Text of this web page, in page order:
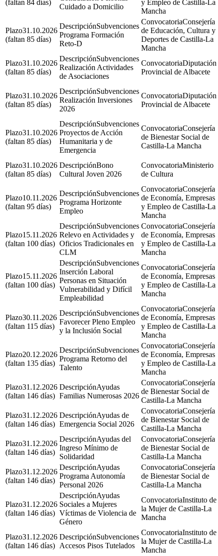
(faltan 84 días)
Cuidado a Domicilio
y Empleo de Castilla-La
Mancha
31.10.2026
(faltan 85 días)
Subvenciones
Programa Formación
Reto-D
Consejería
de Educación, Cultura y
Deportes de Castilla-La
Mancha
31.10.2026
(faltan 85 días)
Subvenciones
Realización Actividades
de Asociaciones
Diputación
Provincial de Albacete
31.10.2026
(faltan 85 días)
Subvenciones
Realización Inversiones
2026
Diputación
Provincial de Albacete
31.10.2026
(faltan 85 días)
Subvenciones
Proyectos de Acción
Humanitaria y de
Emergencia
Consejería
de Bienestar Social de
Castilla-La Mancha
31.10.2026
(faltan 85 días)
Bono
Cultural Joven 2026
Ministerio
de Cultura
10.11.2026
(faltan 95 días)
Subvenciones
Programa Horizonte
Empleo
Consejería
de Economía, Empresas
y Empleo de Castilla-La
Mancha
15.11.2026
(faltan 100 días)
Subvenciones
Relevo en Actividades y
Oficios Tradicionales en
CLM
Consejería
de Economía, Empresas
y Empleo de Castilla-La
Mancha
15.11.2026
(faltan 100 días)
Subvenciones
Inserción Laboral
Personas en Situación
Vulnerabilidad y Difícil
Empleabilidad
Consejería
de Economía, Empresas
y Empleo de Castilla-La
Mancha
30.11.2026
(faltan 115 días)
Subvenciones
Favorecer Pleno Empleo
y la Inclusión Social
Consejería
de Economía, Empresas
y Empleo de Castilla-La
Mancha
20.12.2026
(faltan 135 días)
Subvenciones
Programa Retorno del
Talento
Consejería
de Economía, Empresas
y Empleo de Castilla-La
Mancha
31.12.2026
(faltan 146 días)
Ayudas
Familias Numerosas 2026
Consejería
de Bienestar Social de
Castilla-La Mancha
31.12.2026
(faltan 146 días)
Ayudas de
Emergencia Social 2026
Consejería
de Bienestar Social de
Castilla-La Mancha
31.12.2026
(faltan 146 días)
Ayudas del
Ingreso Mínimo de
Solidaridad
Consejería
de Bienestar Social de
Castilla-La Mancha
31.12.2026
(faltan 146 días)
Ayudas
Programa Autonomía
Personal 2026
Consejería
de Bienestar Social de
Castilla-La Mancha
31.12.2026
(faltan 146 días)
Ayudas
Sociales a Mujeres
Víctimas de Violencia de
Género
Instituto de
la Mujer de Castilla-La
Mancha
31.12.2026
(faltan 146 días)
Subvenciones
Accesos Pisos Tutelados
Instituto de
la Mujer de Castilla-La
Mancha